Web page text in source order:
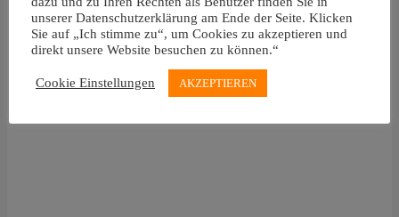
Akku-Leistung: 545 Wh
Motor: Bosch Performance CX Smart System 36V 250W
Zulässiges Gesamtgewicht: 140 kg
unserer Datenschutzerklärung am Ende der Seite. Klicken
Sie auf „Ich stimme zu“, um Cookies zu akzeptieren und
direkt unsere Website besuchen zu können.“
Cookie Einstellungen AKZEPTIEREN